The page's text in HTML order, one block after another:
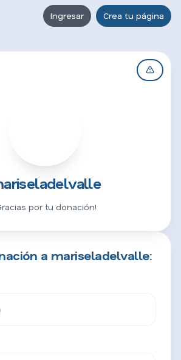
Ingresar Crea tu página
por tu donación!
a mariseladelvalle: